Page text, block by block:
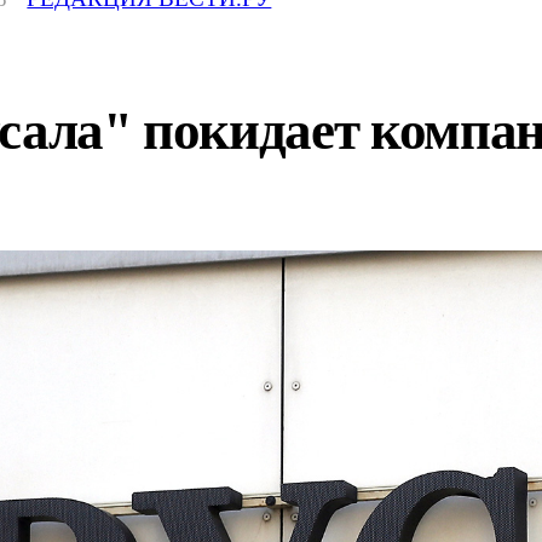
покидает